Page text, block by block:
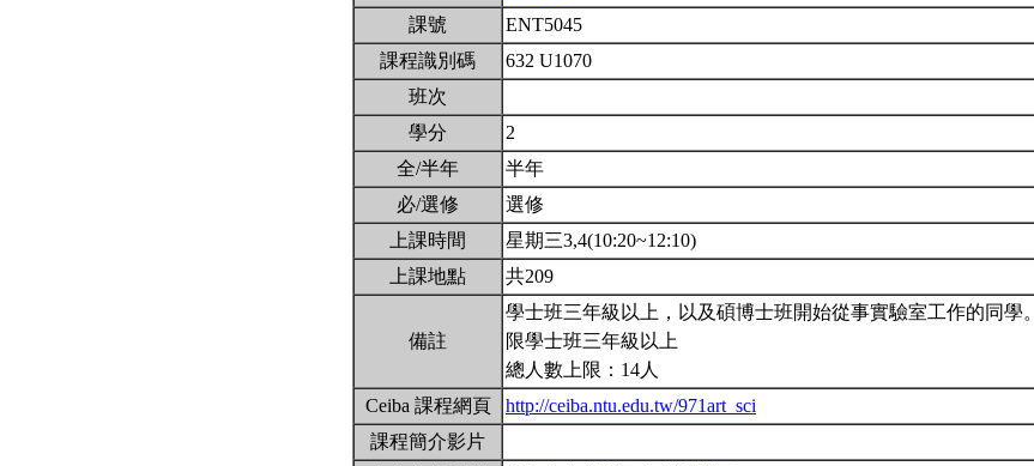
課號
ENT5045
課程識別碼
632 U1070
班次
學分
2
全/半年
半年
必/選修
選修
上課時間
星期三3,4(10:20~12:10)
上課地點
共209
備註
學士班三年級以上，以及碩博士班開始從事實驗室工作的同學。
限學士班三年級以上
總人數上限：14人
Ceiba 課程網頁
http://ceiba.ntu.edu.tw/971art_sci
課程簡介影片